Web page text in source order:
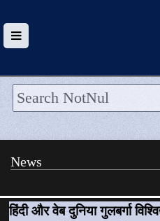
HOME
WALLET
BLOG
News
हिंदी और वेब दुनिया गुलबर्गा